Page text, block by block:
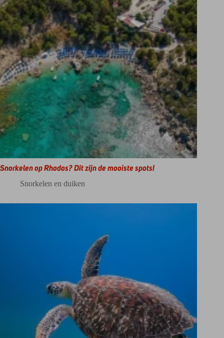
Snorkelen op Rhodos? Dit zijn de mooiste spots!
Snorkelen en duiken